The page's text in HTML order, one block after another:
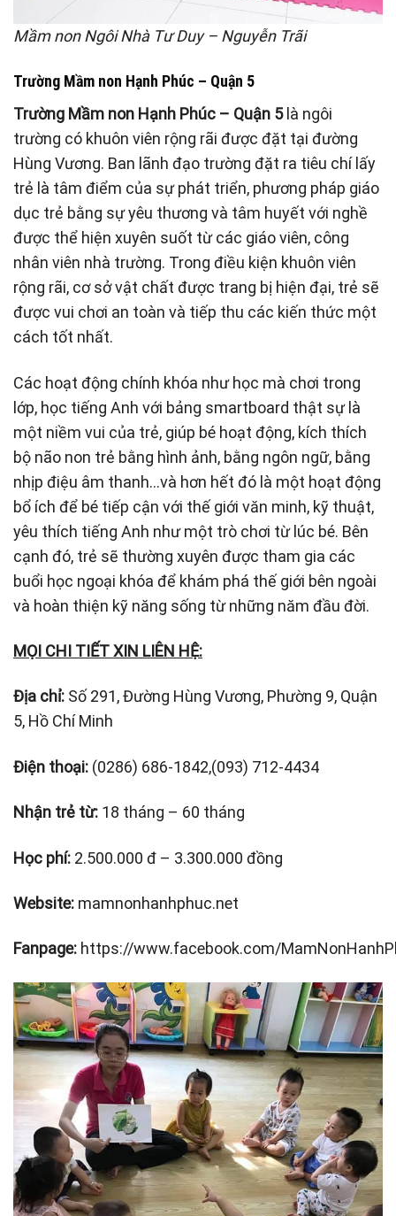
Mầm non Ngôi Nhà Tư Duy – Nguyễn Trãi
Trường Mầm non Hạnh Phúc – Quận 5
Trường Mầm non Hạnh Phúc – Quận 5 là ngôi
trường có khuôn viên rộng rãi được đặt tại đường
Hùng Vương. Ban lãnh đạo trường đặt ra tiêu chí lấy
trẻ là tâm điểm của sự phát triển, phương pháp giáo
dục trẻ bằng sự yêu thương và tâm huyết với nghề
được thể hiện xuyên suốt từ các giáo viên, công
nhân viên nhà trường. Trong điều kiện khuôn viên
rộng rãi, cơ sở vật chất được trang bị hiện đại, trẻ sẽ
được vui chơi an toàn và tiếp thu các kiến thức một
cách tốt nhất.
Các hoạt động chính khóa như học mà chơi trong
lớp, học tiếng Anh với bảng smartboard thật sự là
một niềm vui của trẻ, giúp bé hoạt động, kích thích
bộ não non trẻ bằng hình ảnh, bằng ngôn ngữ, bằng
nhịp điệu âm thanh…và hơn hết đó là một hoạt động
bổ ích để bé tiếp cận với thế giới văn minh, kỹ thuật,
yêu thích tiếng Anh như một trò chơi từ lúc bé. Bên
cạnh đó, trẻ sẽ thường xuyên được tham gia các
buổi học ngoại khóa để khám phá thế giới bên ngoài
và hoàn thiện kỹ năng sống từ những năm đầu đời.
MỌI CHI TIẾT XIN LIÊN HỆ:
Địa chỉ: Số 291, Đường Hùng Vương, Phường 9, Quận
5, Hồ Chí Minh
Điện thoại: (0286) 686-1842,(093) 712-4434
Nhận trẻ từ: 18 tháng – 60 tháng
Học phí: 2.500.000 đ – 3.300.000 đồng
Website: mamnonhanhphuc.net
Fanpage: https://www.facebook.com/